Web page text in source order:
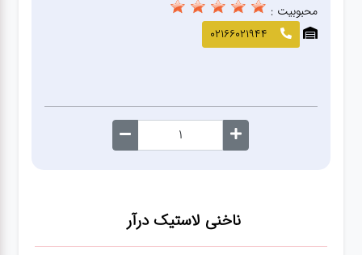
صافکاری
و نقاشی
کارواش
فنی
ناخنی لاستیک درآر
محبوبیت :
02166021944